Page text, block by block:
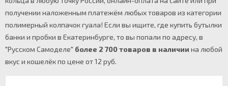
получении наложенным платежём любых товаров из категории
полимерный колпачок гуала! Если вы ищите, где купить бутылки
банки и пробки в Екатеринбурге, то вы попали по адресу, в
"Русском Самоделе" более 2 700 товаров в наличии на любой
вкус и кошелёк по цене от 12 руб.